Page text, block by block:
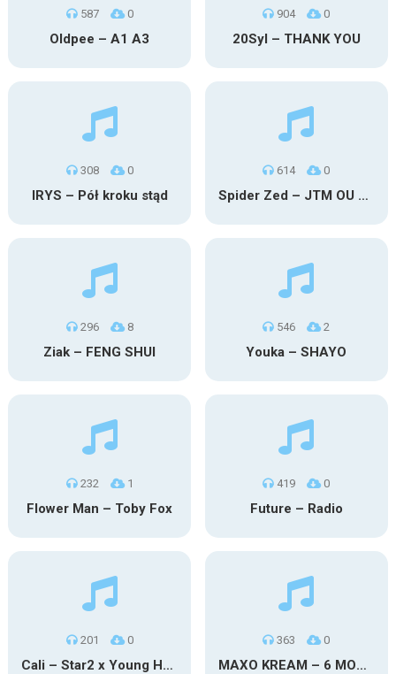
587 0
Oldpee – A1 A3
904 0
20Syl – THANK YOU
308 0
IRYS – Pół kroku stąd
614 0
Spider Zed – JTM OU TG
296 8
Ziak – FENG SHUI
546 2
Youka – SHAYO
232 1
Flower Man – Toby Fox
419 0
Future – Radio
201 0
Cali – Star2 x Young Henny
363 0
MAXO KREAM – 6 MONTHS CLEAN